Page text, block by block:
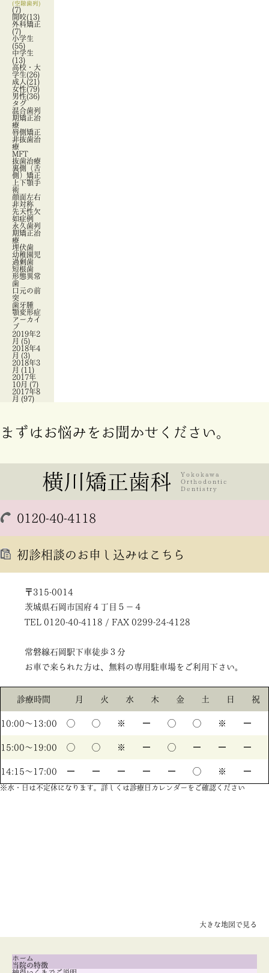
(空隙歯列)
(7)
開咬(13)
外科矯正
(7)
小学生
(55)
中学生
(13)
高校・大
学生(26)
成人 (21)
女性(79)
男性(36)
タグ
混合歯列
期矯正治
療
唇側矯正
非抜歯治
療
MFT
抜歯治療
裏側（舌
側）矯正
上下顎手
術
顔面左右
非対称
先天性欠
如症例
永久歯列
期矯正治
療
埋伏歯
幼稚園児
過剰歯
短根歯
形態異常
歯
口元の前
突
歯牙腫
顎変形症
アーカイ
ブ
2019年2
月 (5)
2018年4
月 (3)
2018年3
月 (11)
2017年
10月 (7)
2017年8
月 (97)
まずはお悩みをお聞かせください。
0120-40-4118
初診相談のお申し込みはこちら
〒315-0014
茨城県石岡市国府４丁目５－４
TEL 0120-40-4118 / FAX 0299-24-4128
常磐線石岡駅下車徒歩３分
お車で来られた方は、無料の専用駐車場をご利用下さい。
診療時間 月 火 水 木 金 土 日 祝
10:00〜13:00 ◯ ◯ ※ ー ◯ ◯ ※ ー
15:00〜19:00 ◯ ◯ ※ ー ◯ ー ー ー
14:15〜17:00 ー ー ー ー ー ◯ ※ ー
※水・日は不定休になります。詳しくは診療日カレンダーをご確認ください
大きな地図で見る
ホーム
当院の特徴